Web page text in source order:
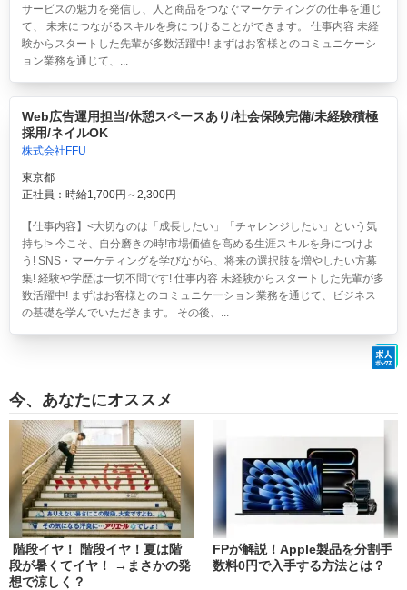
サービスの魅力を発信し、人と商品をつなぐマーケティングの仕事を通じ
て、 未来につながるスキルを身につけることができます。 仕事内容 未経
験からスタートした先輩が多数活躍中! まずはお客様とのコミュニケーシ
ョン業務を通じて、...
Web広告運用担当/休憩スペースあり/社会保険完備/未経験積極
採用/ネイルOK
株式会社FFU
東京都
正社員：時給1,700円～2,300円
【仕事内容】<大切なのは「成長したい」「チャレンジしたい」という気
持ち!> 今こそ、自分磨きの時!市場価値を高める生涯スキルを身につけよ
う! SNS・マーケティングを学びながら、将来の選択肢を増やしたい方募
集! 経験や学歴は一切不問です! 仕事内容 未経験からスタートした先輩が多
数活躍中! まずはお客様とのコミュニケーション業務を通じて、ビジネス
の基礎を学んでいただきます。 その後、...
今、あなたにオススメ
階段イヤ！ 階段イヤ！夏は階
段が暑くてイヤ！ →まさかの発
想で涼しく？
FPが解説！Apple製品を分割手
数料0円で入手する方法とは？